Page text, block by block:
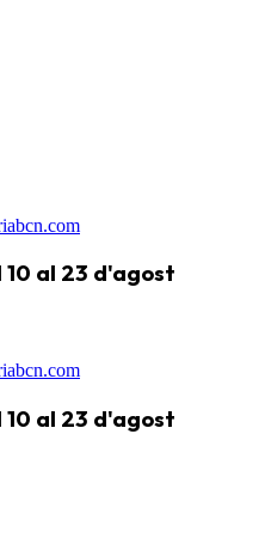
al 23 d'agost
al 23 d'agost